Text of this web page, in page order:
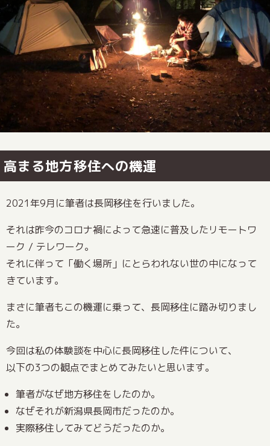
高まる地方移住への機運
2021年9月に筆者は長岡移住を行いました。
それは昨今のコロナ禍によって急速に普及したリモートワ
ーク / テレワーク。
それに伴って「働く場所」にとらわれない世の中になって
きています。
まさに筆者もこの機運に乗って、長岡移住に踏み切りまし
た。
今回は私の体験談を中心に長岡移住した件について、
以下の3つの観点でまとめてみたいと思います。
筆者がなぜ地方移住をしたのか。
なぜそれが新潟県長岡市だったのか。
実際移住してみてどうだったのか。